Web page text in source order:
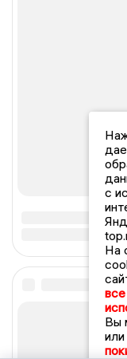
с
На
Вы
или